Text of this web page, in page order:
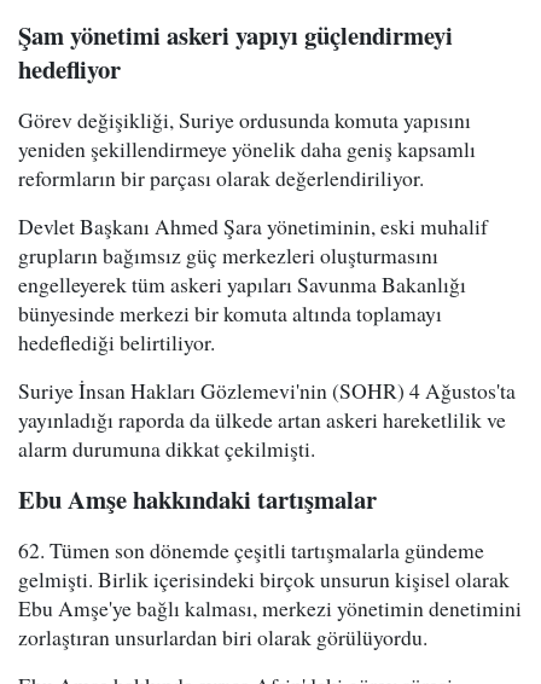
Şam yönetimi askeri yapıyı güçlendirmeyi
hedefliyor
Görev değişikliği, Suriye ordusunda komuta yapısını
yeniden şekillendirmeye yönelik daha geniş kapsamlı
reformların bir parçası olarak değerlendiriliyor.
Devlet Başkanı Ahmed Şara yönetiminin, eski muhalif
grupların bağımsız güç merkezleri oluşturmasını
engelleyerek tüm askeri yapıları Savunma Bakanlığı
bünyesinde merkezi bir komuta altında toplamayı
hedeflediği belirtiliyor.
Suriye İnsan Hakları Gözlemevi'nin (SOHR) 4 Ağustos'ta
yayınladığı raporda da ülkede artan askeri hareketlilik ve
alarm durumuna dikkat çekilmişti.
Ebu Amşe hakkındaki tartışmalar
62. Tümen son dönemde çeşitli tartışmalarla gündeme
gelmişti. Birlik içerisindeki birçok unsurun kişisel olarak
Ebu Amşe'ye bağlı kalması, merkezi yönetimin denetimini
zorlaştıran unsurlardan biri olarak görülüyordu.